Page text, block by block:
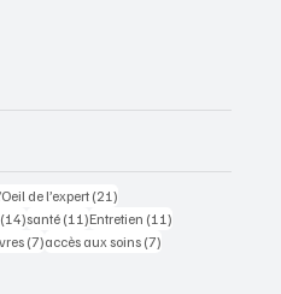
postsde l’expert (21)
(14)14 posts
santé (11)11 posts
Entretien (11)
(7)7 posts
accès aux soins (7)